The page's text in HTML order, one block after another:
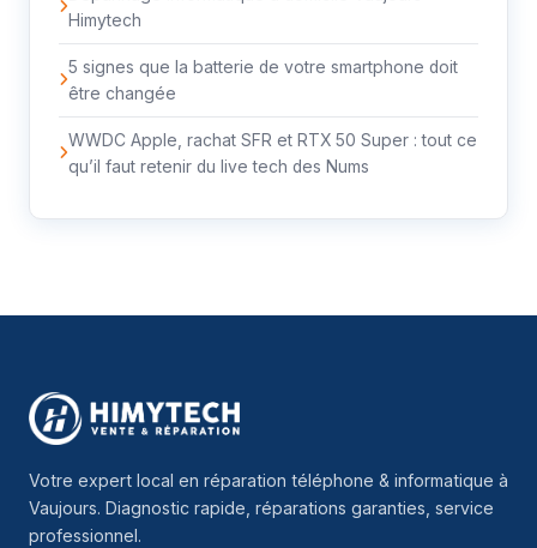
Himytech
5 signes que la batterie de votre smartphone doit
être changée
WWDC Apple, rachat SFR et RTX 50 Super : tout ce
qu’il faut retenir du live tech des Nums
Votre expert local en réparation téléphone & informatique à
Vaujours. Diagnostic rapide, réparations garanties, service
professionnel.